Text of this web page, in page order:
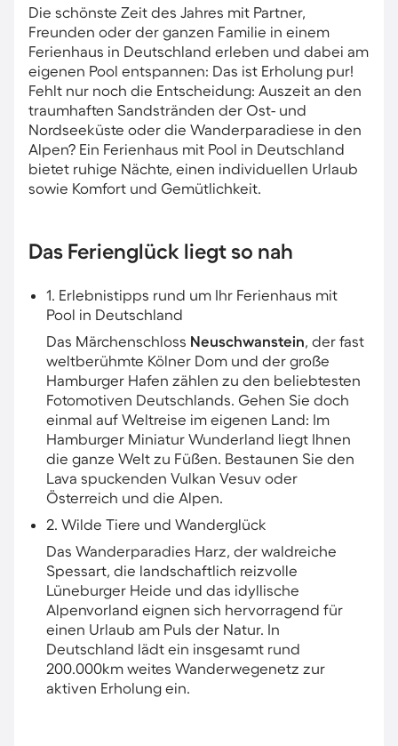
Die schönste Zeit des Jahres mit Partner,
Freunden oder der ganzen Familie in einem
Ferienhaus in Deutschland erleben und dabei am
eigenen Pool entspannen: Das ist Erholung pur!
Fehlt nur noch die Entscheidung: Auszeit an den
traumhaften Sandstränden der Ost- und
Nordseeküste oder die Wanderparadiese in den
Alpen? Ein Ferienhaus mit Pool in Deutschland
bietet ruhige Nächte, einen individuellen Urlaub
sowie Komfort und Gemütlichkeit.
Das Ferienglück liegt so nah
1. Erlebnistipps rund um Ihr Ferienhaus mit
Pool in Deutschland
Das Märchenschloss Neuschwanstein, der fast
weltberühmte Kölner Dom und der große
Hamburger Hafen zählen zu den beliebtesten
Fotomotiven Deutschlands. Gehen Sie doch
einmal auf Weltreise im eigenen Land: Im
Hamburger Miniatur Wunderland liegt Ihnen
die ganze Welt zu Füßen. Bestaunen Sie den
Lava spuckenden Vulkan Vesuv oder
Österreich und die Alpen.
2. Wilde Tiere und Wanderglück
Das Wanderparadies Harz, der waldreiche
Spessart, die landschaftlich reizvolle
Lüneburger Heide und das idyllische
Alpenvorland eignen sich hervorragend für
einen Urlaub am Puls der Natur. In
Deutschland lädt ein insgesamt rund
200.000km weites Wanderwegenetz zur
aktiven Erholung ein.